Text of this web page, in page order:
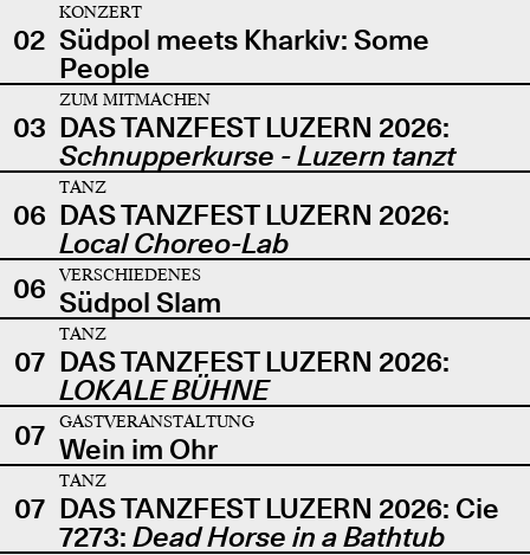
02
KONZERT
Südpol meets Kharkiv: Some
People
03
ZUM MITMACHEN
DAS TANZFEST LUZERN 2026:
Schnupperkurse - Luzern tanzt
06
TANZ
DAS TANZFEST LUZERN 2026:
Local Choreo-Lab
06
VERSCHIEDENES
Südpol Slam
07
TANZ
DAS TANZFEST LUZERN 2026:
LOKALE BÜHNE
07
GASTVERANSTALTUNG
Wein im Ohr
07
TANZ
DAS TANZFEST LUZERN 2026: Cie
7273: Dead Horse in a Bathtub